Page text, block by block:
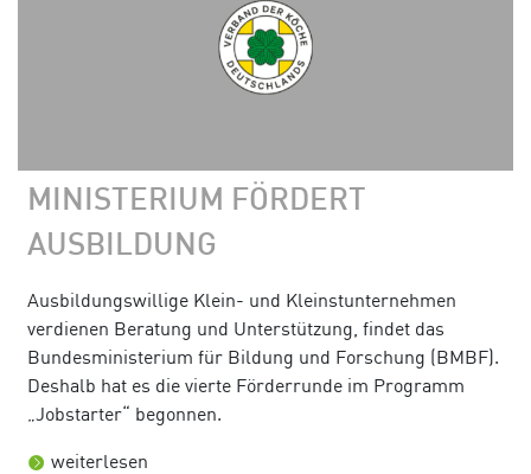
MINISTERIUM FÖRDERT
AUSBILDUNG
Ausbildungswillige Klein- und Kleinstunternehmen
verdienen Beratung und Unterstützung, findet das
Bundesministerium für Bildung und Forschung (BMBF).
Deshalb hat es die vierte Förderrunde im Programm
„Jobstarter“ begonnen.
weiterlesen